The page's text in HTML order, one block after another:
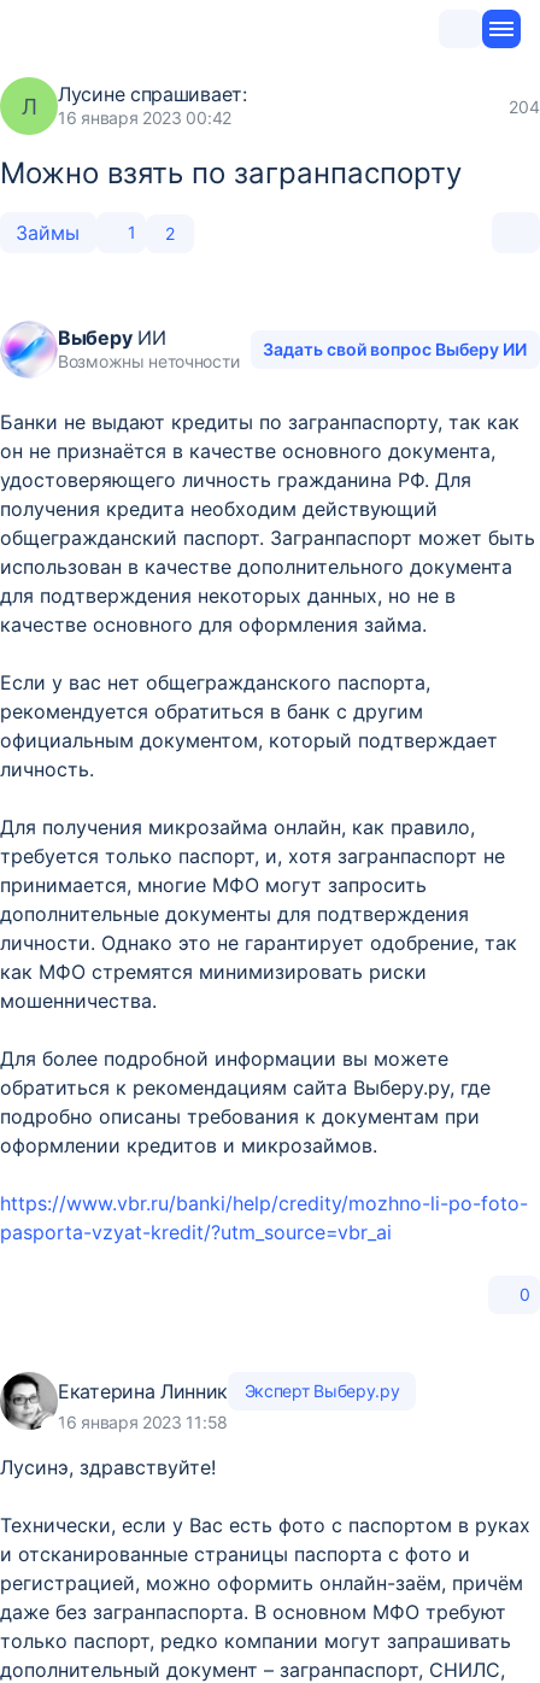
Л Лусинеспрашивает:
16 января 2023 00:42
204
Можно взять по загранпаспорту
Займы 1 2
ВыберуИИ
Возможны неточности
Задать свой вопрос Выберу ИИ
Банки не выдают кредиты по загранпаспорту, так как
он не признаётся в качестве основного документа,
удостоверяющего личность гражданина РФ. Для
получения кредита необходим действующий
общегражданский паспорт. Загранпаспорт может быть
использован в качестве дополнительного документа
для подтверждения некоторых данных, но не в
качестве основного для оформления займа.
Если у вас нет общегражданского паспорта,
рекомендуется обратиться в банк с другим
официальным документом, который подтверждает
личность.
Для получения микрозайма онлайн, как правило,
требуется только паспорт, и, хотя загранпаспорт не
принимается, многие МФО могут запросить
дополнительные документы для подтверждения
личности. Однако это не гарантирует одобрение, так
как МФО стремятся минимизировать риски
мошенничества.
Для более подробной информации вы можете
обратиться к рекомендациям сайта Выберу.ру, где
подробно описаны требования к документам при
оформлении кредитов и микрозаймов.
https://www.vbr.ru/banki/help/credity/mozhno-li-po-foto-
pasporta-vzyat-kredit/?utm_source=vbr_ai
0
Екатерина Линник
Эксперт Выберу.ру
16 января 2023 11:58
Лусинэ, здравствуйте!
Технически, если у Вас есть фото с паспортом в руках
и отсканированные страницы паспорта с фото и
регистрацией, можно оформить онлайн-заём, причём
даже без загранпаспорта. В основном МФО требуют
только паспорт, редко компании могут запрашивать
дополнительный документ – загранпаспорт, СНИЛС,